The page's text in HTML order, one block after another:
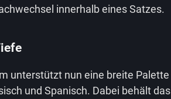
innerhalb eines Satzes.
unterstützt nun eine breite Palette
und Spanisch. Dabei behält das